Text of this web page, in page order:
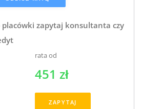
placówki zapytaj konsultanta czy
rata od
451 zł
ZAPYTAJ